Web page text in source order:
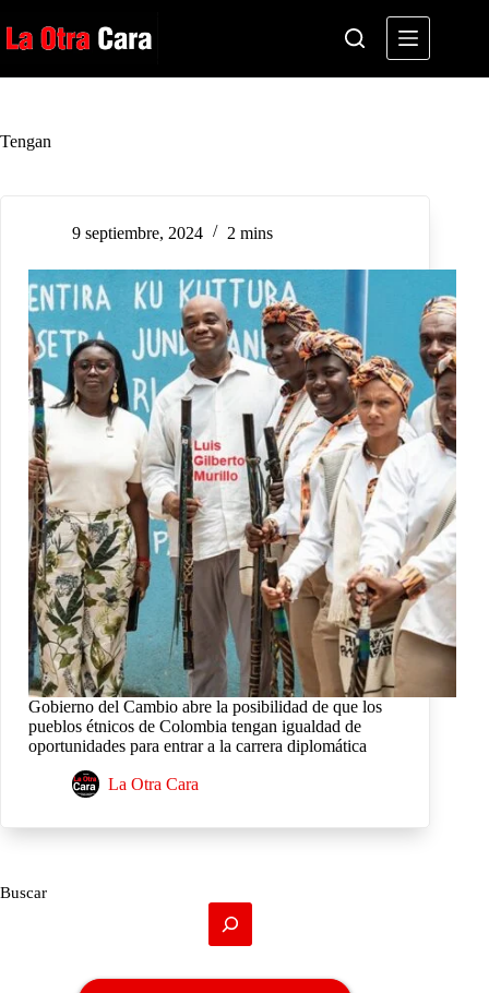
al
contenido
Tengan
9 septiembre, 2024 2 mins
Gobierno del Cambio abre la posibilidad de que los
pueblos étnicos de Colombia tengan igualdad de
oportunidades para entrar a la carrera diplomática
La Otra Cara
Buscar